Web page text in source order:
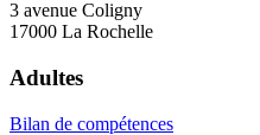
3 avenue Coligny
17000 La Rochelle
Adultes
Bilan de compétences